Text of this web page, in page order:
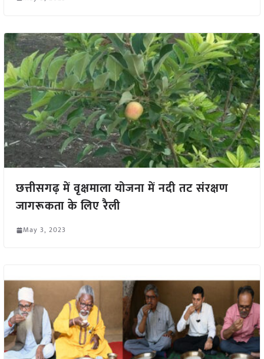
छत्तीसगढ़ में वृक्षमाला योजना में नदी तट संरक्षण
जागरूकता के लिए रैली
May 3, 2023